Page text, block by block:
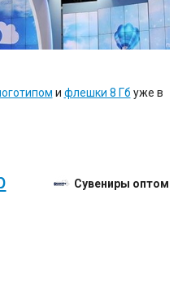
и флешки 8 Гб уже в
Сувениры оптом